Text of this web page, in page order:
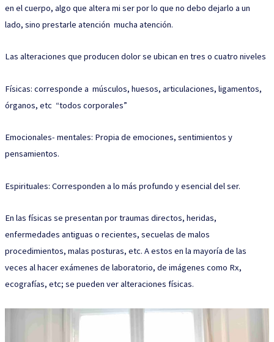
en el cuerpo, algo que altera mi ser por lo que no debo dejarlo a un
lado, sino prestarle atención mucha atención.
Las alteraciones que producen dolor se ubican en tres o cuatro niveles
Físicas: corresponde a músculos, huesos, articulaciones, ligamentos,
órganos, etc “todos corporales”
Emocionales- mentales: Propia de emociones, sentimientos y
pensamientos.
Espirituales: Corresponden a lo más profundo y esencial del ser.
En las físicas se presentan por traumas directos, heridas,
enfermedades antiguas o recientes, secuelas de malos
procedimientos, malas posturas, etc. A estos en la mayoría de las
veces al hacer exámenes de laboratorio, de imágenes como Rx,
ecografías, etc; se pueden ver alteraciones físicas.